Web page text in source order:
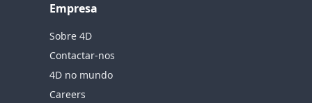
Empresa
Sobre 4D
Contactar-nos
4D no mundo
Careers